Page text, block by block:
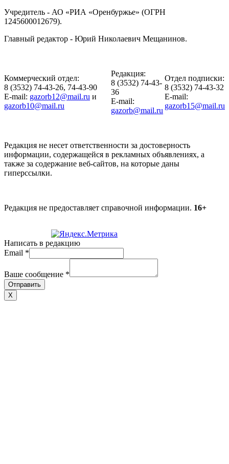
Учредитель - АО «РИА «Оренбуржье» (ОГРН
1245600012679).
Главный редактор - Юрий Николаевич Мещанинов.
Коммерческий отдел:
8 (3532) 74-43-26, 74-43-90
E-mail: gazorb12@mail.ru и
gazorb10@mail.ru
Редакция:
8 (3532) 74-43-
36
E-mail:
gazorb@mail.ru
Отдел подписки:
8 (3532) 74-43-32
E-mail:
gazorb15@mail.ru
Редакция не несет ответственности за достоверность
информации, содержащейся в рекламных объявлениях, а
также за содержание веб-сайтов, на которые даны
гиперссылки.
Редакция не предоставляет справочной информации. 16+
Написать в редакцию
Email *
Ваше сообщение *
Отправить
X